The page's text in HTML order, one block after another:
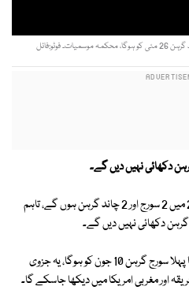
دکھائی نہیں دیں گے۔
محکمہ موسمیات کے مطابق سال 2021 میں 2 سورج اور 2 چاند گرہن ہوں گے، تاہم
دکھائی نہیں دیں گے۔
محکمہ موسمیات کا کہنا ہے کہ سال کا پہلا سورج گرہن 10 جون کو ہوگا، یہ جزوی
اور مغربی امریکا میں دیکھا جاسکے گا۔